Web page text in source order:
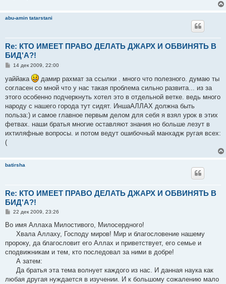
abu-amin tatarstani
Re: КТО ИМЕЕТ ПРАВО ДЕЛАТЬ ДЖАРХ И ОБВИНЯТЬ В
БИД'А?!
С
о
б
щ
е
н
и
е
14 дек 2009, 22:00
уаййака
дамир рахмат за ссылки . много что полезного. думаю ты
согласен со мной что у нас такая проблема сильно развита... из за
этого особенно подчеркнуть хотел это в отдельной ветке. ведь много
народу с нашего города тут сидят. ИншаАЛЛАХ должна быть
польза:) и самое главное первым делом для себя я взял урок в этих
фетвах. наши братья многие оставляют знания но больше лезут в
ихтиляфные вопросы. и потом ведут ошибочный манхадж ругая всех:
(
batirsha
Re: КТО ИМЕЕТ ПРАВО ДЕЛАТЬ ДЖАРХ И ОБВИНЯТЬ В
БИД'А?!
С
о
е
и
22 дек 2009, 23:26
Во имя Аллаха Милостивого, Милосердного!
Хвала Аллаху, Господу миров! Мир и благословение нашему
пророку, да благословит его Аллах и приветствует, его семье и
сподвижникам и тем, кто последовал за ними в добре!
А затем:
Да братья эта тема волнует каждого из нас. И данная наука как
любая другая нуждается в изучении. И к большому сожалению мало